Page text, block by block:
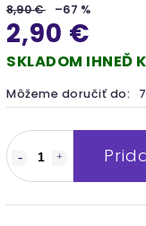
8,90 € –67 %
2,90 €
SKLADOM IHNEĎ
Môžeme doručiť do: